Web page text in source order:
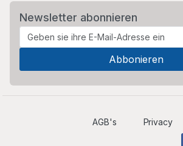
Newsletter abonnieren
AGB's Privacy